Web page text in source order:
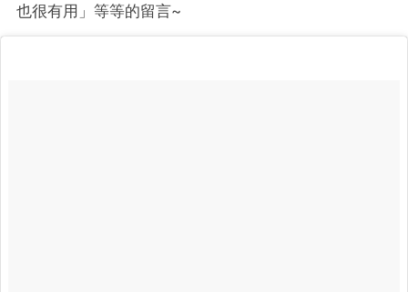
也很有用」等等的留言~